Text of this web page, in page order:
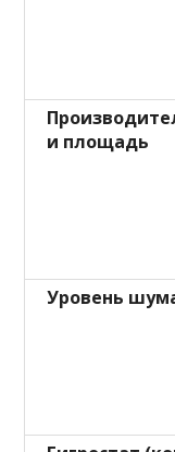
и площадь
Уровень